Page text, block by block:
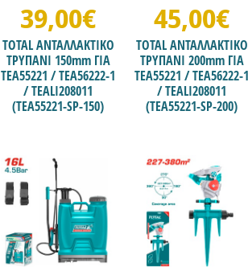
39,00€
TOTAL ΑΝΤΑΛΛΑΚΤΙΚΟ
ΤΡΥΠΑΝΙ 150mm ΓΙΑ
ΤΕΑ55221 / TEA56222-1
/ TEALI208011
(TEA55221-SP-150)
45,00€
TOTAL ΑΝΤΑΛΛΑΚΤΙΚΟ
ΤΡΥΠΑΝΙ 200mm ΓΙΑ
ΤΕΑ55221 / TEA56222-1
/ TEALI208011
(TEA55221-SP-200)